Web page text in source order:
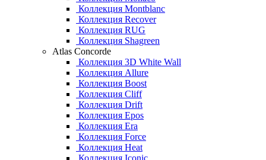
Коллекция Montblanc
Коллекция Recover
Коллекция RUG
Коллекция Shagreen
Atlas Concorde
Коллекция 3D White Wall
Коллекция Allure
Коллекция Boost
Коллекция Cliff
Коллекция Drift
Коллекция Epos
Коллекция Era
Коллекция Force
Коллекция Heat
Коллекция Iconic